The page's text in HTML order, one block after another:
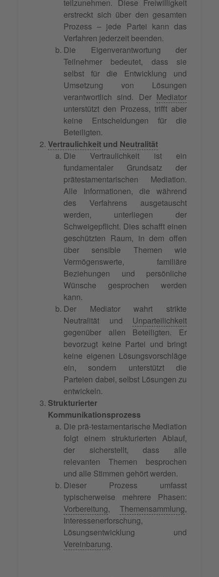
teilzunehmen. Diese Freiwilligkeit
erstreckt sich über den gesamten
Prozess – jede Partei kann das
Verfahren jederzeit beenden.
Die Eigenverantwortung der
Teilnehmer bedeutet, dass sie
selbst für die Entwicklung und
Umsetzung von Lösungen
verantwortlich sind. Der Mediator
unterstützt den Prozess, trifft aber
keine Entscheidungen für die
Beteiligten.
Vertraulichkeit und Neutralität
Die Vertraulichkeit ist ein
fundamentaler Grundsatz der
prätestamentarischen Mediation.
Alle Informationen, die während
des Verfahrens ausgetauscht
werden, unterliegen der
Schweigepflicht. Dies schafft einen
geschützten Raum, in dem offen
über sensible Themen wie
Vermögenswerte, familiäre
Beziehungen und persönliche
Wünsche gesprochen werden
kann.
Der Mediator wahrt strikte
Neutralität und Unparteilichkeit
gegenüber allen Beteiligten. Er
bevorzugt keine Partei und bringt
keine eigenen Lösungsvorschläge
ein, sondern unterstützt die
Parteien dabei, selbst Lösungen zu
entwickeln.
Strukturierter
Kommunikationsprozess
Die prä-testamentarische Mediation
folgt einem strukturierten Ablauf,
der sicherstellt, dass alle
relevanten Themen besprochen
und alle Stimmen gehört werden.
Dieser Prozess umfasst
typischerweise mehrere Phasen:
Vorbereitung, Themensammlung,
Interessenerforschung,
Lösungsentwicklung und
Vereinbarung.